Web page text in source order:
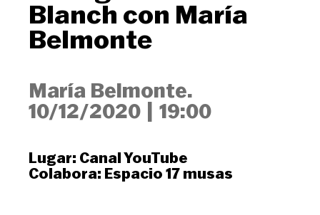
Blanch con María
Belmonte
María Belmonte.
10/12/2020
19:00
Lugar: Canal YouTube
Colabora: Espacio 17 musas